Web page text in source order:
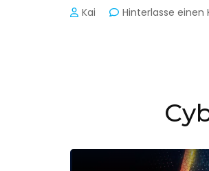
Kai Hinterlasse